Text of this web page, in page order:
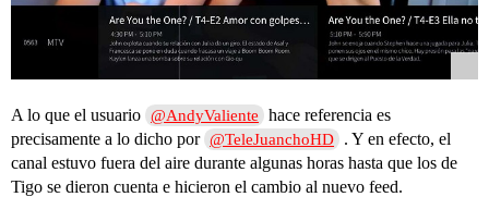
A lo que el usuario @AndyValiente
hace referencia es
precisamente a lo dicho por @TeleJuanchoHD
. Y en efecto, el
canal estuvo fuera del aire durante algunas horas hasta que los de
Tigo se dieron cuenta e hicieron el cambio al nuevo feed.